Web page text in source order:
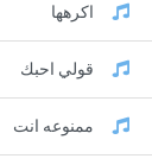
اكرهها
قولي احبك
ممنوعه انت